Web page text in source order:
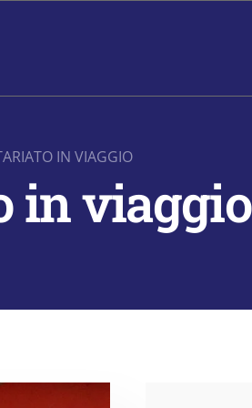
IN VIAGGIO
in viaggio